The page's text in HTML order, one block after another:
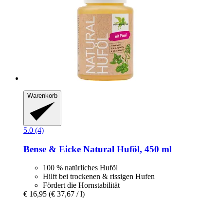
Warenkorb
5.0 (4)
Bense & Eicke Natural Huföl, 450 ml
100 % natürliches Huföl
Hilft bei trockenen & rissigen Hufen
Fördert die Hornstabilität
€ 16,95 (€ 37,67 / l)